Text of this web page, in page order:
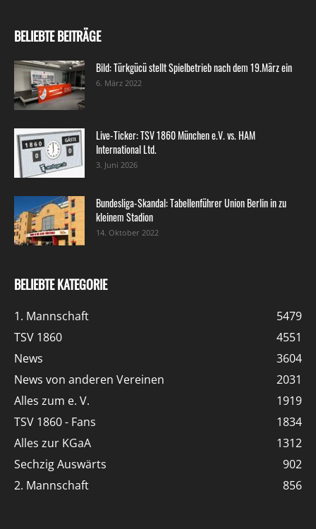
BELIEBTE BEITRÄGE
Bild: Türkgücü stellt Spielbetrieb nach dem 19.März ein
6. März 2022
Live-Ticker: TSV 1860 München e.V. vs. HAM
International Ltd.
3. Juni 2026
Bundesliga-Skandal: Tabellenführer Union Berlin in zu
kleinem Stadion
14. Oktober 2022
BELIEBTE KATEGORIE
1. Mannschaft
5479
TSV 1860
4551
News
3604
News von anderen Vereinen
2031
Alles zum e. V.
1919
TSV 1860 - Fans
1834
Alles zur KGaA
1312
Sechzig Auswärts
902
2. Mannschaft
856